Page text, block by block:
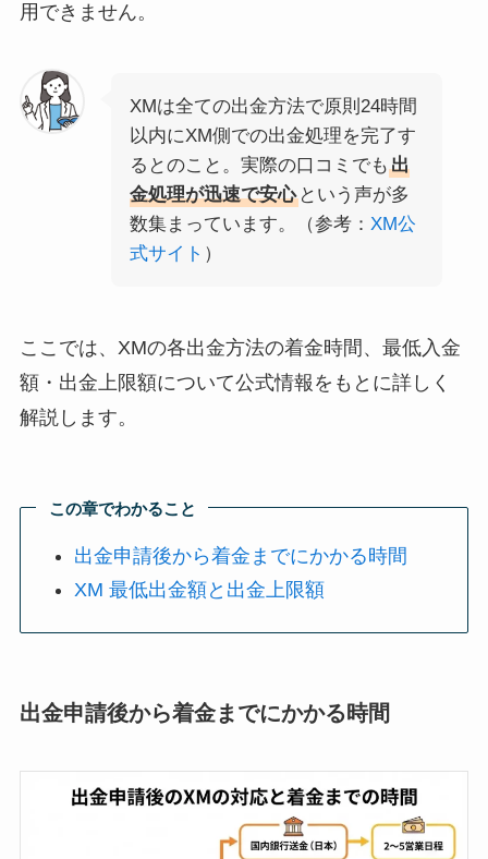
用できません。
XMは全ての出金方法で原則24時間
以内にXM側での出金処理を完了す
るとのこと。実際の口コミでも 出
金処理が迅速で安心という声が多
数集まっています。（参考： XM公
式サイト ）
ここでは、XMの各出金方法の着金時間、最低入金
額・出金上限額について公式情報をもとに詳しく
解説します。
この章でわかること
出金申請後から着金までにかかる時間
XM 最低出金額と出金上限額
出金申請後から着金までにかかる時間